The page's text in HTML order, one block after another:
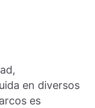
en diversos
es